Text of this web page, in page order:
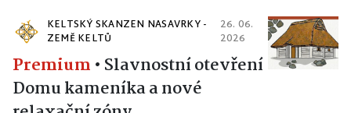
KELTSKÝ SKANZEN NASAVRKY -
ZEMĚ KELTŮ
26. 06.
2026
Premium • Slavnostní otevření
Domu kameníka a nové